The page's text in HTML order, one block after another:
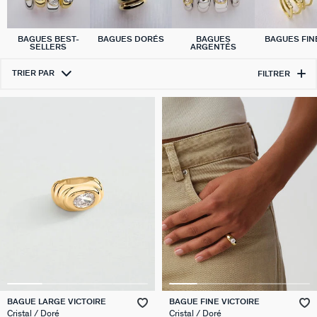
BAGUES BEST-
SELLERS
BAGUES DORÉS
BAGUES
ARGENTÉS
BAGUES
TRIER PAR FILTRER
BAGUE LARGE VICTOIRE
Cristal / Doré
BAGUE FINE VICTOIRE
Cristal / Doré